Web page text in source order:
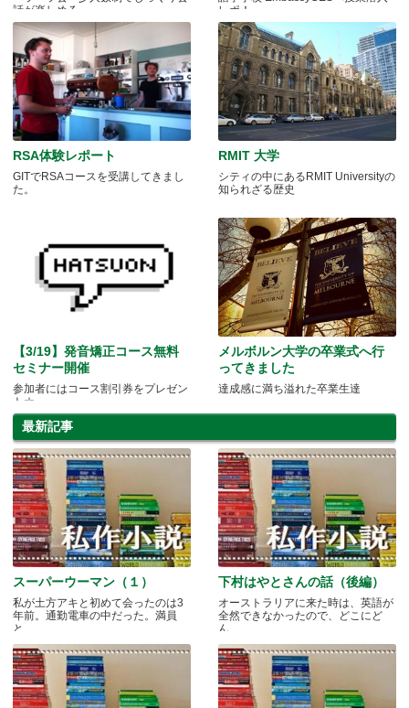
話が楽しめる
レポ！
RSA体験レポート
GITでRSAコースを受講してきまし
た。
RMIT 大学
シティの中にあるRMIT Universityの
知られざる歴史
【3/19】発音矯正コース無料
セミナー開催
参加者にはコース割引券をプレゼン
ト☆
メルボルン大学の卒業式へ行
ってきました
達成感に満ち溢れた卒業生達
最新記事
スーパーウーマン（１）
私が土方アキと初めて会ったのは3
年前。通勤電車の中だった。満員
と.....
下村はやとさんの話（後編）
オーストラリアに来た時は、英語が
全然できなかったので、どこにど
ん.....